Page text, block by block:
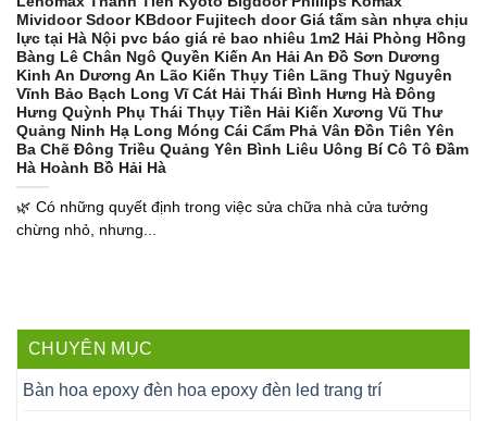
Mividoor Sdoor KBdoor Fujitech door Giá tấm sàn nhựa chịu
lực tại Hà Nội pvc báo giá rẻ bao nhiêu 1m2 Hải Phòng Hồng
Bàng Lê Chân Ngô Quyền Kiến An Hải An Đồ Sơn Dương
Kinh An Dương An Lão Kiến Thụy Tiên Lãng Thuỷ Nguyên
Vĩnh Bảo Bạch Long Vĩ Cát Hải Thái Bình Hưng Hà Đông
Hưng Quỳnh Phụ Thái Thụy Tiền Hải Kiến Xương Vũ Thư
Quảng Ninh Hạ Long Móng Cái Cẩm Phả Vân Đồn Tiên Yên
Ba Chẽ Đông Triều Quảng Yên Bình Liêu Uông Bí Cô Tô Đầm
Hà Hoành Bồ Hải Hà
🌿 Có những quyết định trong việc sửa chữa nhà cửa tưởng
chừng nhỏ, nhưng...
CHUYÊN MỤC
Bàn hoa epoxy đèn hoa epoxy đèn led trang trí